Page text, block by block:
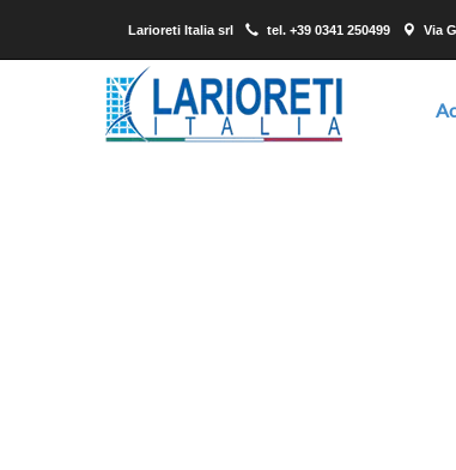
Larioreti Italia srl tel. +39 0341 250499 Via